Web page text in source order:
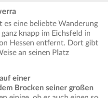
eine beliebte Wanderung
knapp im Eichsfeld in
Hessen entfernt. Dort gibt
an seinen Platz
einer
Brocken seiner großen